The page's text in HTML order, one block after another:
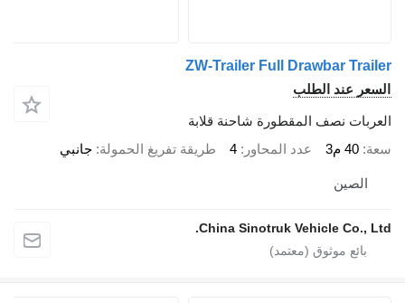
ZW-Trailer Full Drawbar
عند الطلب
نصف المقطورة شاحنة قلابة
40 م3 عدد المحاور 4 طريقة تفريغ الحمولة جانبي
الصين
China Sinotruk Vehicle Co.,